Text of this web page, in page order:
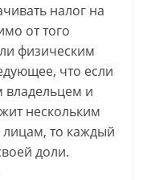
налог на
от того
физическим
что если
владельцем и
нескольким
то каждый
доли.